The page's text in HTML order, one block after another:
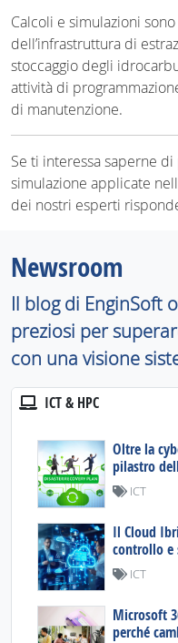
Calcoli e simulazioni
dell’infrastruttura di
stoccaggio degli
attività di
di manutenzione.
Se ti interessa saperne
simulazione applicate
dei nostri esperti
Newsroom
Il blog di EnginSoft
preziosi per
con una visione
ICT & HPC
Oltre la
pilastro
ICT
Il Cloud
controllo e
ICT
Microsoft
perché